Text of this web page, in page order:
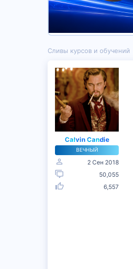
Сливы курсов и обучений
Calvin Candie
ВЕЧНЫЙ
2 Сен 2018
50,055
6,557